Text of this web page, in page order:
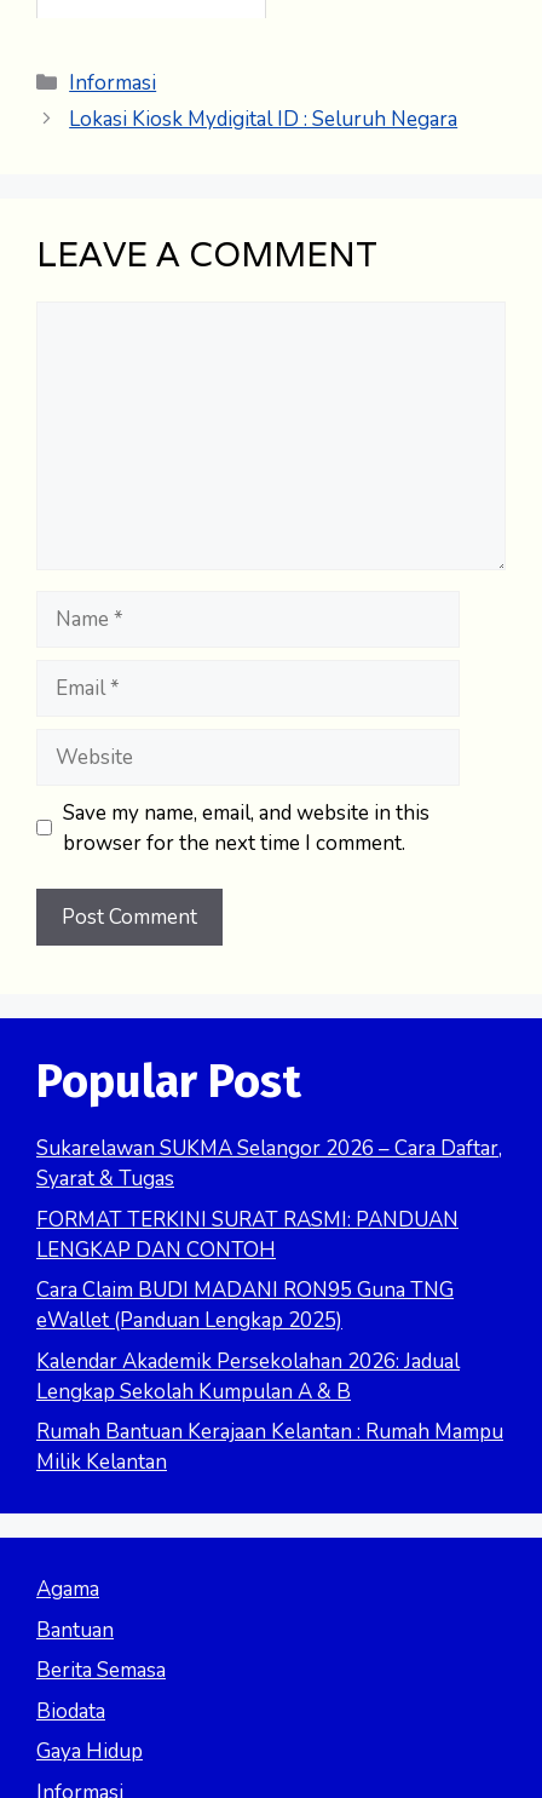
Categories
Informasi
Lokasi Kiosk Mydigital ID : Seluruh Negara
LEAVE A COMMENT
Name
Email
Website
Save my name, email, and website in this
browser for the next time I comment.
Popular Post
Sukarelawan SUKMA Selangor 2026 – Cara Daftar,
Syarat & Tugas
FORMAT TERKINI SURAT RASMI: PANDUAN
LENGKAP DAN CONTOH
Cara Claim BUDI MADANI RON95 Guna TNG
eWallet (Panduan Lengkap 2025)
Kalendar Akademik Persekolahan 2026: Jadual
Lengkap Sekolah Kumpulan A & B
Rumah Bantuan Kerajaan Kelantan : Rumah Mampu
Milik Kelantan
Agama
Bantuan
Berita Semasa
Biodata
Gaya Hidup
Informasi